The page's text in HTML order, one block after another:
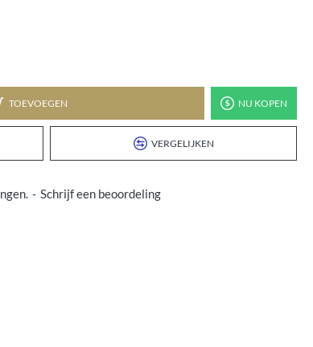
- Schrijf een beoordeling
TOEVOEGEN NU KOPEN
VERGELIJKEN